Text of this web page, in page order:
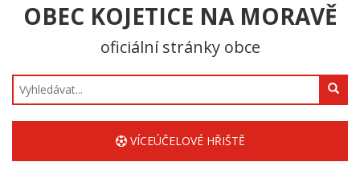
OBEC KOJETICE NA MORAVĚ
oficiální stránky obce
Hledat
VÍCEÚČELOVÉ HŘIŠTĚ